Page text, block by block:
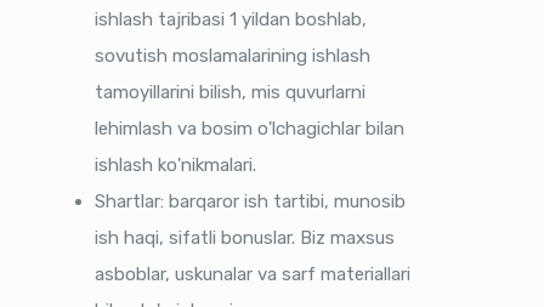
ishlash tajribasi 1 yildan boshlab,
sovutish moslamalarining ishlash
tamoyillarini bilish, mis quvurlarni
lehimlash va bosim o'lchagichlar bilan
ishlash ko'nikmalari.
Shartlar: barqaror ish tartibi, munosib
ish haqi, sifatli bonuslar. Biz maxsus
asboblar, uskunalar va sarf materiallari